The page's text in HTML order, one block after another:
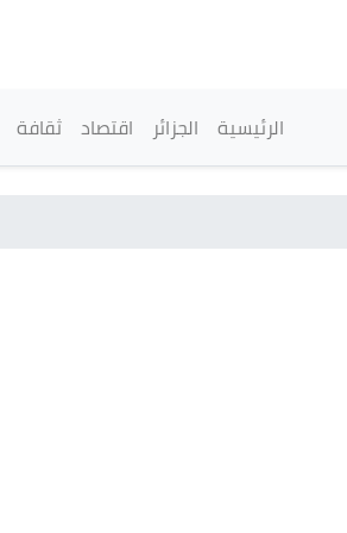
القائمة الرئيسية
الرئيسية الجزائر اقتصاد ثقافة